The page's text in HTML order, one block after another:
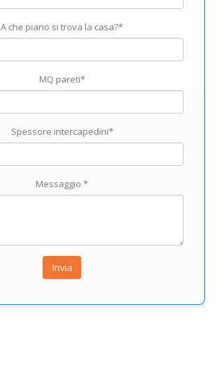
A che piano si trova la casa?*
MQ pareti*
Spessore intercapedini*
Messaggio *